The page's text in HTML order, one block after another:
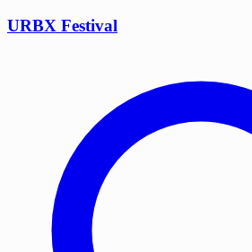
URBX Festival